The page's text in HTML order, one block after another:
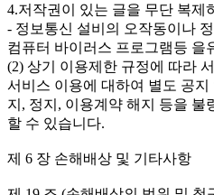
4.저작권이 있는 글을 무단 복제
- 정보통신 설비의 오작동이나
컴퓨터 바이러스 프로그램등 을
(2) 상기 이용제한 규정에 따라
서비스 이용에 대하여 별도 공
지, 정지, 이용계약 해지 등을 불
할 수 있습니다.
제 6 장 손해배상 및 기타사항